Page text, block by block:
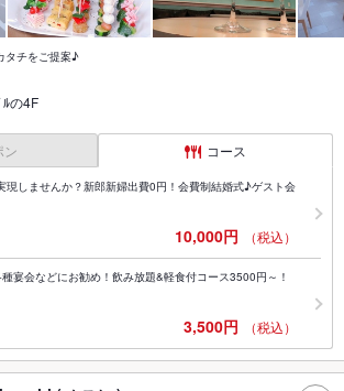
タチをご提案♪
の4F
ン コース
現しませんか？新郎新婦出費0円！会費制結婚式♪ゲスト会
10,000円 （税込）
宴会などにお勧め！飲み放題&軽食付コース3500円～！
3,500円 （税込）